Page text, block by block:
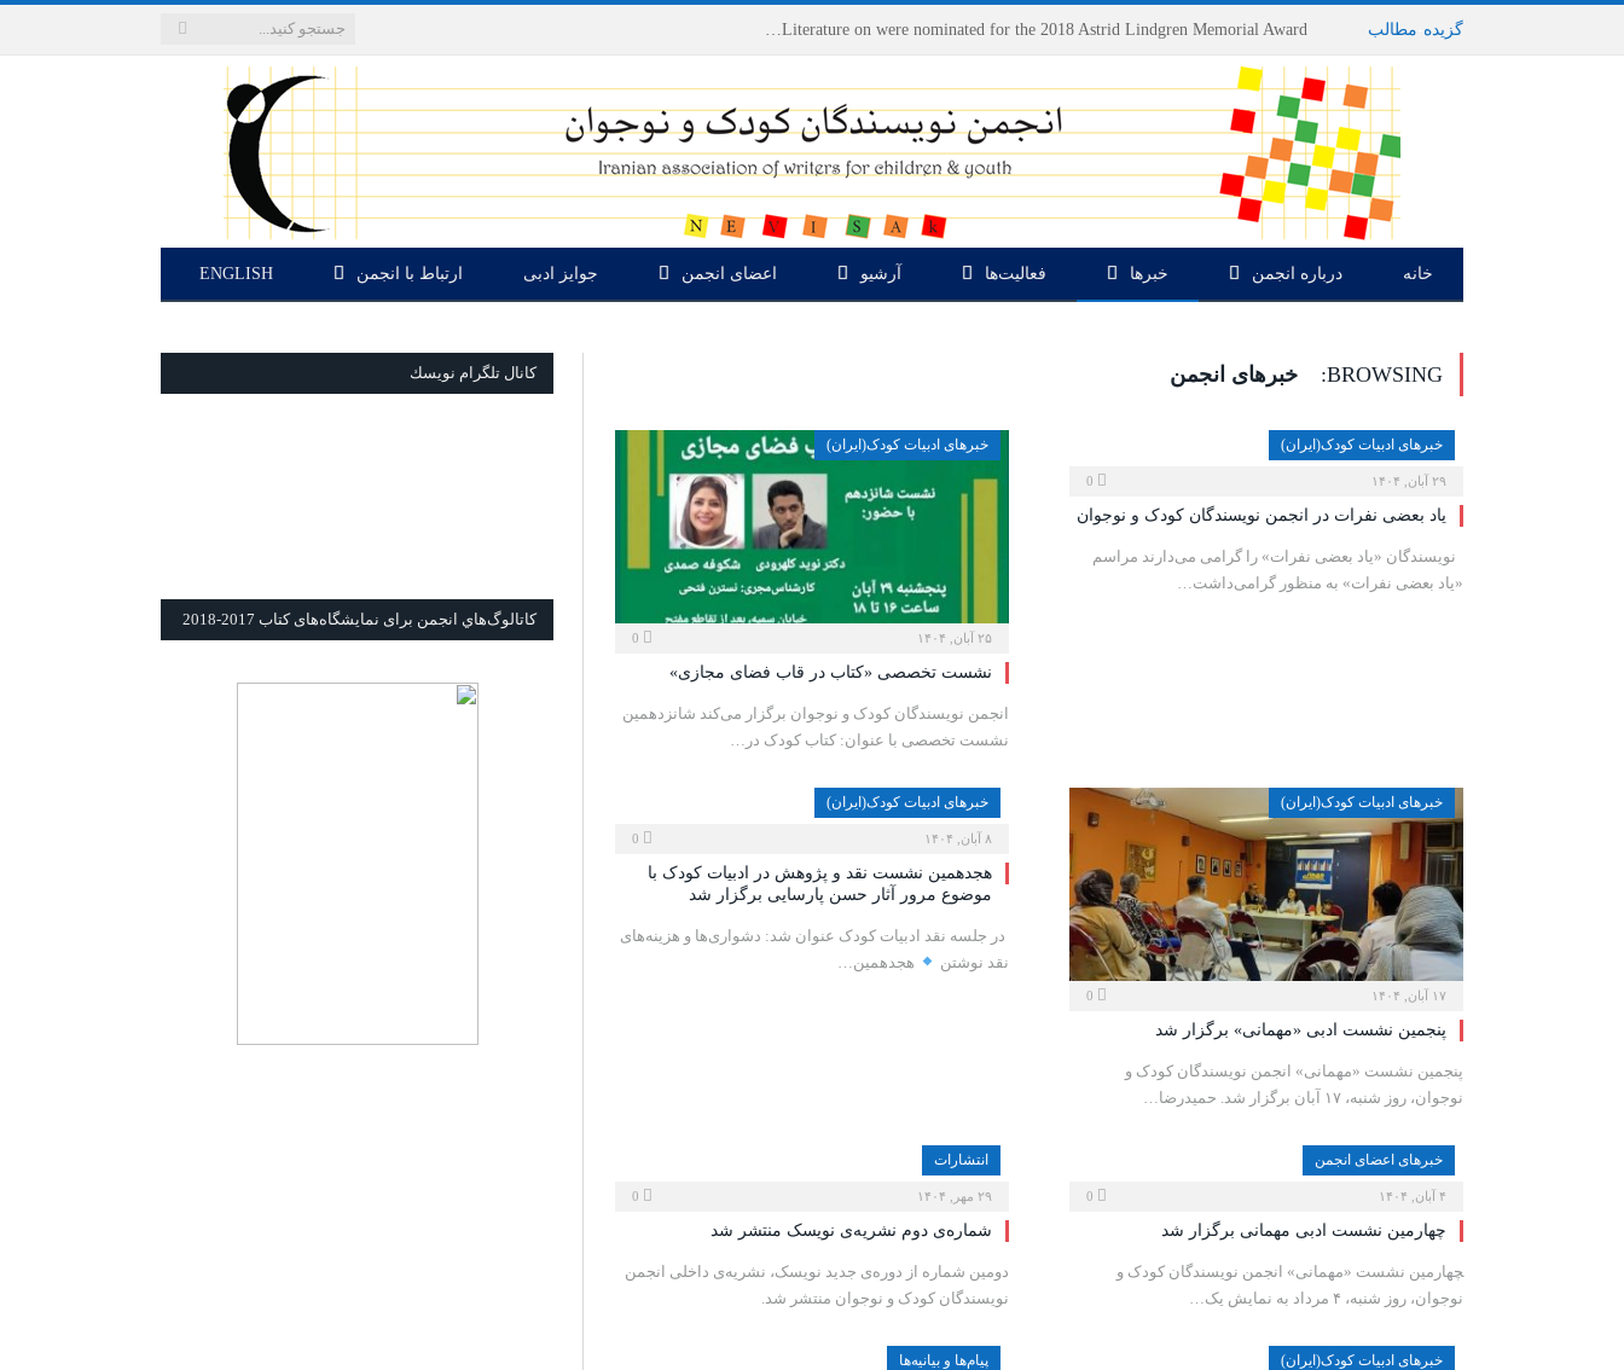
گزیده مطالب
خانه درباره انجمن خبرها فعالیت‌ها آرشیو اعضای انجمن جوایز ادبی ارتباط با انجمن ENGLISH
BROWSING: خبرهای انجمن
خبرهای ادبیات کودک(ایران)
۲۹ آبان, ۱۴۰۴
یاد بعضی نفرات در انجمن نویسندگان کودک و نوجوان
نویسندگان «یاد بعضی نفرات» را گرامی می‌دارند مراسم
«یاد بعضی نفرات» به منظور گرامی‌داشت…
خبرهای ادبیات کودک(ایران)
۲۵ آبان, ۱۴۰۴
نشست تخصصی «کتاب در قاب فضای مجازی»
انجمن نویسندگان کودک و نوجوان برگزار می‌کند شانزدهمین
نشست تخصصی با عنوان: کتاب کودک در…
خبرهای ادبیات کودک(ایران)
۱۷ آبان, ۱۴۰۴
پنجمین نشست ادبی «مهمانی» برگزار شد
پنجمین نشست «مهمانی» انجمن نویسندگان کودک و
نوجوان، روز شنبه، ۱۷ آبان برگزار شد. حمیدرضا…
خبرهای ادبیات کودک(ایران)
۸ آبان, ۱۴۰۴
هجدهمین نشست نقد و پژوهش در ادبیات کودک با
موضوع مرور آثار حسن پارسایی برگزار شد
‍ در جلسه نقد ادبیات کودک عنوان شد: دشواری‌ها و هزینه‌های
نقد نوشتن
هجدهمین…
خبرهای اعضای انجمن
۴ آبان, ۱۴۰۴
چهارمین نشست ادبی مهمانی برگزار شد
‍چهارمین نشست «مهمانی» انجمن نویسندگان کودک و
نوجوان، روز شنبه، ۴ مرداد به نمایش یک…
انتشارات
۲۹ مهر, ۱۴۰۴
شماره‌ی دوم نشریه‌ی نویسک منتشر شد
دومین شماره از دوره‌ی جدید نویسک، نشریه‌ی داخلی انجمن
نویسندگان کودک و نوجوان منتشر شد.
خبرهای ادبیات کودک(ایران) پیام‌ها و بیانیه‌ها
كانال تلگرام نويسك
كاتالوگ‌هاي انجمن برای نمايشگاه‌های كتاب 2017-2018